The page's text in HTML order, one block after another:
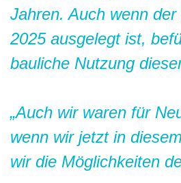
Jahren. Auch wenn
2025 ausgelegt ist,
bauliche Nutzung
Auch wir waren für
wenn wir jetzt in
wir die Möglichkeiten